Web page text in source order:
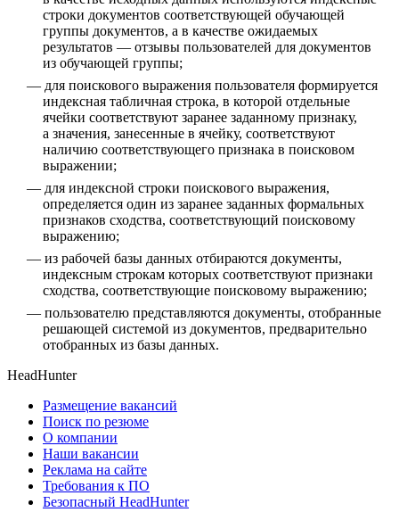
строки документов соответствующей обучающей
группы документов, а в качестве ожидаемых
результатов — отзывы пользователей для документов
из обучающей группы;
для поискового выражения пользователя формируется
индексная табличная строка, в которой отдельные
ячейки соответствуют заранее заданному признаку,
а значения, занесенные в ячейку, соответствуют
наличию соответствующего признака в поисковом
выражении;
для индексной строки поискового выражения,
определяется один из заранее заданных формальных
признаков сходства, соответствующий поисковому
выражению;
из рабочей базы данных отбираются документы,
индексным строкам которых соответствуют признаки
сходства, соответствующие поисковому выражению;
пользователю представляются документы, отобранные
решающей системой из документов, предварительно
отобранных из базы данных.
HeadHunter
Размещение вакансий
Поиск по резюме
О компании
Наши вакансии
Реклама на сайте
Требования к ПО
Безопасный HeadHunter